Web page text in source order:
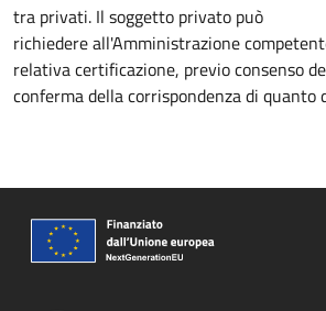
tra privati. Il soggetto privato può
richiedere all'Amministrazione
relativa certificazione, previo consenso
conferma della corrispondenza di quanto